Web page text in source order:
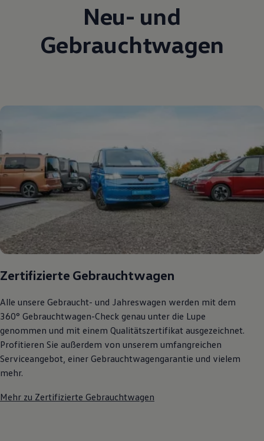
Neu- und
Gebrauchtwagen
Zertifizierte Gebrauchtwagen
Alle unsere Gebraucht- und Jahreswagen werden mit dem
360° Gebrauchtwagen-Check genau unter die Lupe
genommen und mit einem Qualitätszertifikat ausgezeichnet.
Profitieren Sie außerdem von unserem umfangreichen
Serviceangebot, einer Gebrauchtwagengarantie und vielem
mehr.
Mehr zu Zertifizierte Gebrauchtwagen